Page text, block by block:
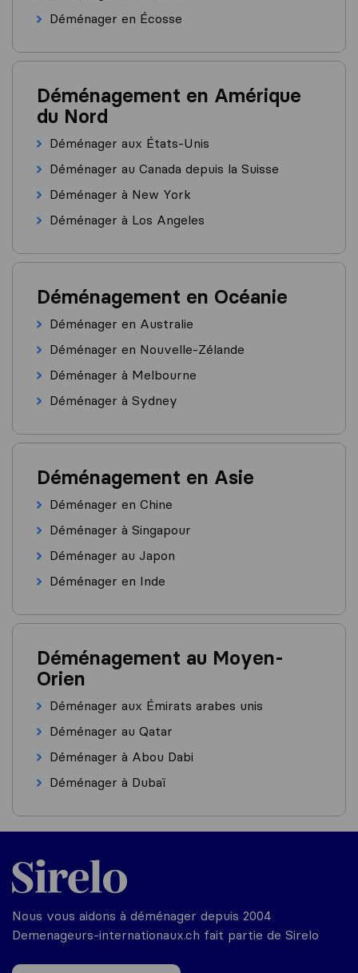
Déménager en Écosse
Déménagement en Amérique
du Nord
Déménager aux États-Unis
Déménager au Canada depuis la Suisse
Déménager à New York
Déménager à Los Angeles
Déménagement en Océanie
Déménager en Australie
Déménager en Nouvelle-Zélande
Déménager à Melbourne
Déménager à Sydney
Déménagement en Asie
Déménager en Chine
Déménager à Singapour
Déménager au Japon
Déménager en Inde
Déménagement au Moyen-
Orien
Déménager aux Émirats arabes unis
Déménager au Qatar
Déménager à Abou Dabi
Déménager à Dubaï
Nous vous aidons à déménager depuis 2004
Demenageurs-internationaux.ch fait partie de Sirelo